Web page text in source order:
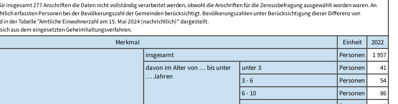
insgesamt 277 Anschriften die Daten nicht vollständig verarbeitet werden, obwohl die Anschriften für die Zensusbefragung ausgewählt worden waren. An
erfassten Personen bei der Bevölkerungszahl der Gemeinden berücksichtigt. Bevölkerungszahlen unter Berücksichtigung dieser Differenz von
in der Tabelle "Amtliche Einwohnerzahl am 15. Mai 2024 (nachrichtlich)" dargestellt.
aus dem eingesetzten Geheimhaltungsverfahren.
Merkmal Einheit
2022
insgesamt Personen
1 957
davon im Alter von … bis unter
… Jahren
unter 3 Personen
41
3 - 6
Personen
54
6 - 10
Personen
86